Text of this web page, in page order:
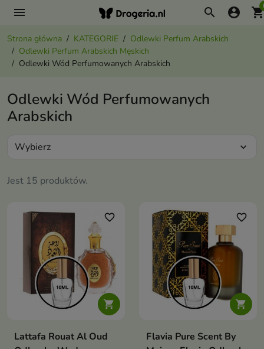
menu search account_circle
Strona główna KATEGORIE
Odlewki Perfum Arabskich
Odlewki Perfum Arabskich Męskich
Odlewki Wód Perfumowanych Arabskich
Odlewki Wód Perfumowanych
Arabskich
Jest 15 produktów.
Wybierz expand_more

favorite_border
Lattafa Rouat Al Oud

favorite_border
Flavia Pure Scent By